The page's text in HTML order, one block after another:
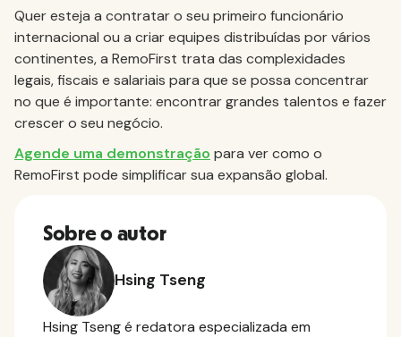
Quer esteja a contratar o seu primeiro funcionário
internacional ou a criar equipes distribuídas por vários
continentes, a RemoFirst trata das complexidades
legais, fiscais e salariais para que se possa concentrar
no que é importante: encontrar grandes talentos e fazer
crescer o seu negócio.
Agende uma demonstração para ver como o
RemoFirst pode simplificar sua expansão global.
Sobre o autor
Hsing Tseng
Hsing Tseng é redatora especializada em